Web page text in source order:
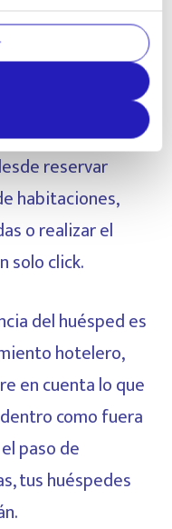
del
de upsell y
En Goguest
que agiliza
reservar
habitaciones,
o realizar el
solo click.
del huésped es
hotelero,
en cuenta lo que
como fuera
paso de
tus huéspedes